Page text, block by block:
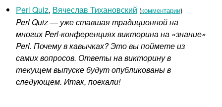
Perl Quiz, Вячеслав Тихановский (комментарии)
Perl Quiz — уже ставшая традиционной на
многих Perl-конференциях викторина на «знание»
Perl. Почему в кавычках? Это вы поймете из
самих вопросов. Ответы на викторину в
текущем выпуске будут опубликованы в
следующем. Итак, поехали!